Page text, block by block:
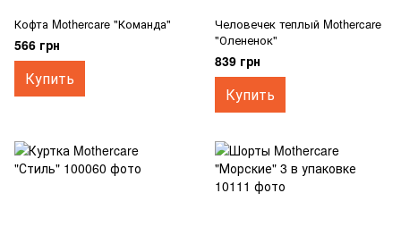
Кофта Mothercare "Команда"
566 грн
Купить
Человечек теплый Mothercare
"Олененок"
839 грн
Купить